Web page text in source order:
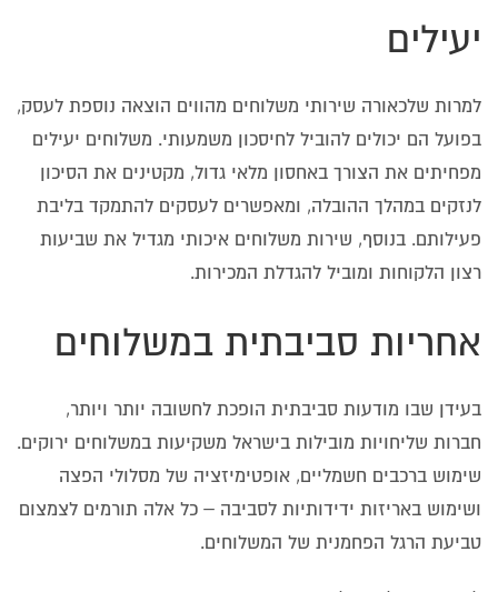
יעילים
למרות שלכאורה שירותי משלוחים מהווים הוצאה נוספת לעסק,
בפועל הם יכולים להוביל לחיסכון משמעותי. משלוחים יעילים
מפחיתים את הצורך באחסון מלאי גדול, מקטינים את הסיכון
לנזקים במהלך ההובלה, ומאפשרים לעסקים להתמקד בליבת
פעילותם. בנוסף, שירות משלוחים איכותי מגדיל את שביעות
רצון הלקוחות ומוביל להגדלת המכירות.
אחריות סביבתית במשלוחים
בעידן שבו מודעות סביבתית הופכת לחשובה יותר ויותר,
חברות שליחויות מובילות בישראל משקיעות במשלוחים ירוקים.
שימוש ברכבים חשמליים, אופטימיזציה של מסלולי הפצה
ושימוש באריזות ידידותיות לסביבה – כל אלה תורמים לצמצום
טביעת הרגל הפחמנית של המשלוחים.